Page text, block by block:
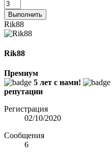
Выполнить
Rik88
Rik88
Премиум
5 лет с нами!
репутации
Регистрация
02/10/2020
Сообщения
6